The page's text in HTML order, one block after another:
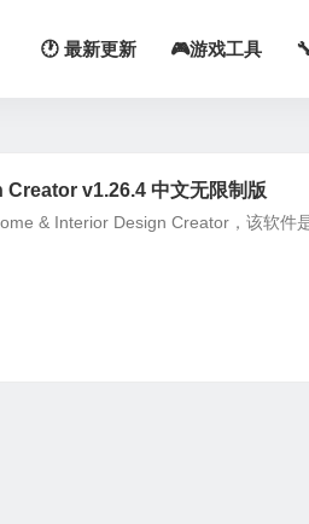
🕐 最新更新 🎮游戏工具
v1.26.4 中文无限制版
& Interior Design Creator，该软件